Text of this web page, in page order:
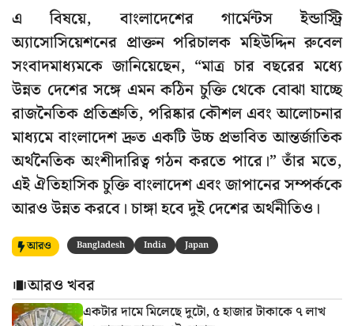
এ বিষয়ে, বাংলাদেশের গার্মেন্টস ইন্ডাস্ট্রি
অ্যাসোসিয়েশনের প্রাক্তন পরিচালক মহিউদ্দিন রুবেল
সংবাদমাধ্যমকে জানিয়েছেন, “মাত্র চার বছরের মধ্যে
উন্নত দেশের সঙ্গে এমন কঠিন চুক্তি থেকে বোঝা যাচ্ছে
রাজনৈতিক প্রতিশ্রুতি, পরিষ্কার কৌশল এবং আলোচনার
মাধ্যমে বাংলাদেশ দ্রুত একটি উচ্চ প্রভাবিত আন্তর্জাতিক
অর্থনৈতিক অংশীদারিত্ব গঠন করতে পারে।” তাঁর মতে,
এই ঐতিহাসিক চুক্তি বাংলাদেশ এবং জাপানের সম্পর্ককে
আরও উন্নত করবে। চাঙ্গা হবে দুই দেশের অর্থনীতিও।
আরও Bangladesh India Japan
আরও খবর
একটার দামে মিলেছে দুটো, ৫ হাজার টাকাকে ৭ লাখ